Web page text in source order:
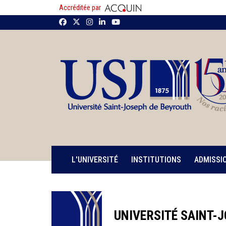
Accréditée par
L'UNIVERSITÉ INSTITUTIONS
UNIVERSITÉ SAINT-